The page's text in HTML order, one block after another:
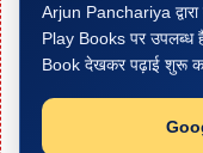
Arjun Panchariya
Play Books पर उपलब्ध
Book देखकर पढ़ाई शुरू